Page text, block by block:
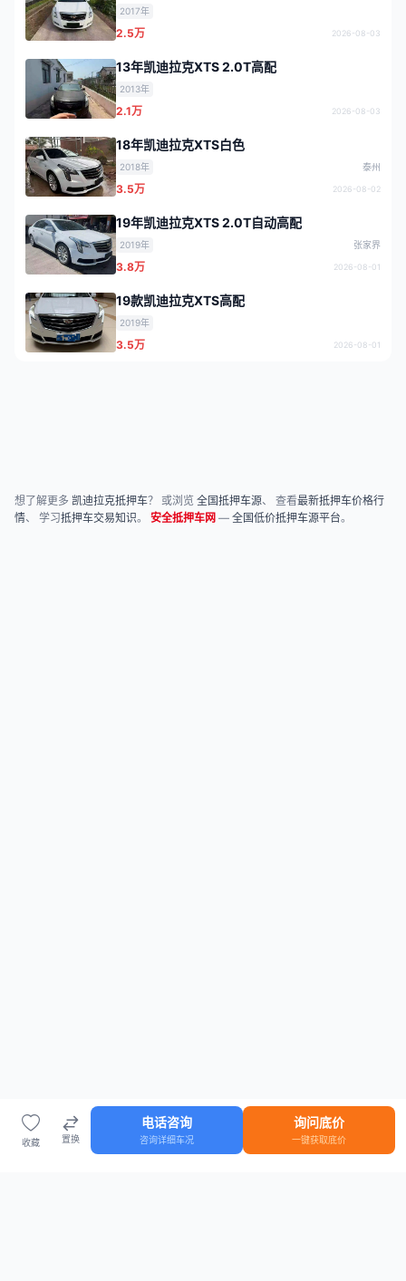
2017年
2.5万 2026-08-03
13年凯迪拉克XTS 2.0T高配
2013年
2.1万 2026-08-03
18年凯迪拉克XTS白色
2018年 泰州
3.5万 2026-08-02
19年凯迪拉克XTS 2.0T自动高配
2019年 张家界
3.8万 2026-08-01
19款凯迪拉克XTS高配
2019年
3.5万 2026-08-01
收藏 置换
电话咨询
咨询详细车况
询问底价
一键获取底价
想了解更多 凯迪拉克抵押车？ 或浏览 全国抵押车源、 查看最新抵押车价格行
情、 学习抵押车交易知识。 安全抵押车网 — 全国低价抵押车源平台。
车源 知识 登录